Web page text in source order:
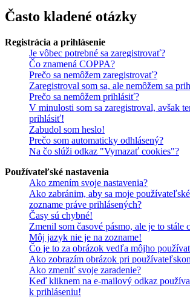
Často kladené otázky
Registrácia a prihlásenie
Je vôbec potrebné sa zaregistrovať?
Čo znamená COPPA?
Prečo sa nemôžem zaregistrovať?
Zaregistroval som sa, ale nemôžem sa
Prečo sa nemôžem prihlásiť?
V minulosti som sa zaregistroval, avšak
prihlásiť!
Zabudol som heslo!
Prečo som automaticky odhlásený?
Na čo slúži odkaz "Vymazať cookies"?
Používateľské nastavenia
Ako zmením svoje nastavenia?
Ako zabránim, aby sa moje
zozname práve prihlásených?
Časy sú chybné!
Zmenil som časové pásmo, ale je to stále
Môj jazyk nie je na zozname!
Čo je to za obrázok vedľa môjho
Ako zobrazím obrázok pri
Ako zmeniť svoje zaradenie?
Keď kliknem na e-mailový odkaz
k prihláseniu!